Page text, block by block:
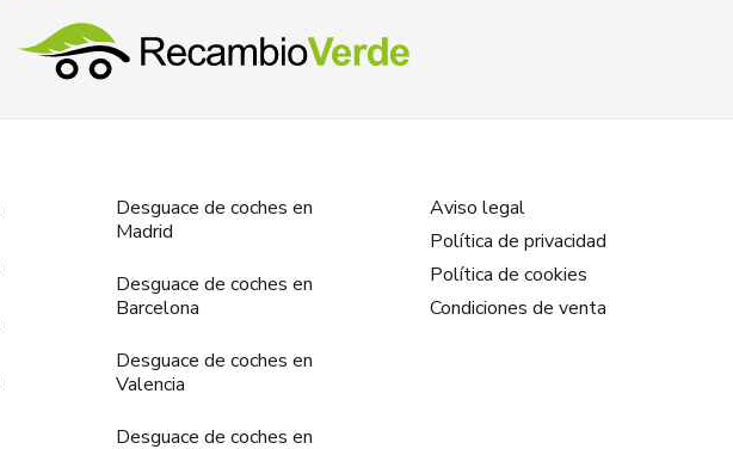
Desguace de coches en
Madrid
Desguace de coches en
Barcelona
Desguace de coches en
Valencia
Desguace de coches en
Aviso legal
Política de privacidad
Política de cookies
Condiciones de venta